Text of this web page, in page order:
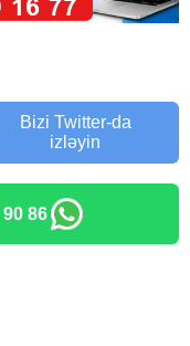
Bizi Twitter-da
izləyin
90 86